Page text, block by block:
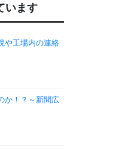
います
や工場内の連絡
か！？～新聞広